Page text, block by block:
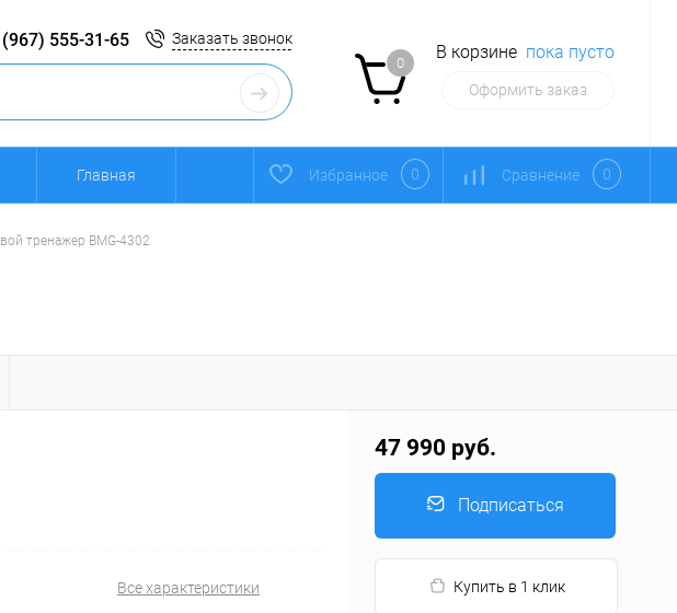
555-31-65 Заказать звонок
0
В корзине пока пусто
Оформить заказ
Главная Избранное 0 Сравнение 0
тренажер BMG-4302
Все характеристики
47 990 руб.
Подписаться
Купить в 1 клик